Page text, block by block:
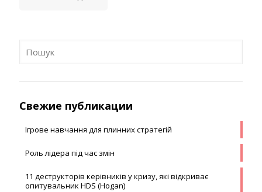
Свежие публикации
Ігрове навчання для плинних стратегій
Роль лідера під час змін
11 деструкторів керівників у кризу, які відкриває
опитувальник HDS (Hogan)